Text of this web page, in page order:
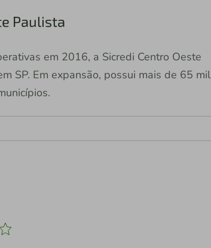
Paulista
em 2016, a Sicredi Centro Oeste
SP. Em expansão, possui mais de 65 mil